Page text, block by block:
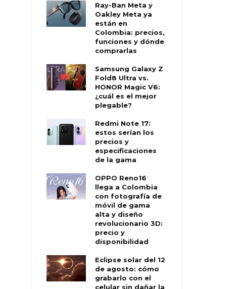
Ray-Ban Meta y
Oakley Meta ya
están en
Colombia: precios,
funciones y dónde
comprarlas
Samsung Galaxy Z
Fold8 Ultra vs.
HONOR Magic V6:
¿cuál es el mejor
plegable?
Redmi Note 17:
estos serían los
precios y
especificaciones
de la gama
OPPO Reno16
llega a Colombia
con fotografía de
móvil de gama
alta y diseño
revolucionario 3D:
precio y
disponibilidad
Eclipse solar del 12
de agosto: cómo
grabarlo con el
celular sin dañar la